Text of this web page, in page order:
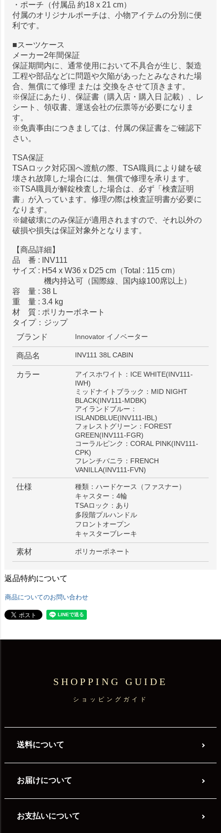
・ポーチ（付属品 約18 x 21 cm）
付属のオリジナルポーチは、小物アイテムの分別に便
利です。
■スーツケース
メーカー2年間保証
保証期間内に、通常使用において不具合が生じ、製造
工程や部品などに問題や欠陥があったとみなされた場
合、無償にて修理 または 交換をさせて頂きます。
※保証にあたり、保証書（購入店・購入日 記載）、レ
シート、領収書、運送会社の伝票等が必要になりま
す。
※免責事由につきましては、付属の保証書をご確認下
さい。
TSA保証
TSAロック対応国へ渡航の際、TSA職員により鍵を破
壊され故障した場合には、無償で修理を承ります。
※TSA職員が解錠検査した場合は、必ず「検査証明
書」が入っています。修理の際は検査証明書が必要に
なります。
※鍵破壊にのみ保証が適用されますので、それ以外の
破損や損失は保証対象外となります。
【商品詳細】
品 番 : INV111
サイズ : H54 x W36 x D25 cm（Total : 115 cm）
機内持込可（国際線、国内線100席以上）
容 量 : 38 L
重 量 : 3.4 kg
材 質 : ポリカーボネート
タイプ：ジップ
ブランド
Innovator イノベーター
商品名 INV111 38L CABIN
カラー
アイスホワイト：ICE WHITE(INV111-
IWH)
ミッドナイトブラック：MID NIGHT
BLACK(INV111-MDBK)
アイランドブルー：
ISLANDBLUE(INV111-IBL)
フォレストグリーン：FOREST
GREEN(INV111-FGR)
コーラルピンク：CORAL PINK(INV111-
CPK)
フレンチバニラ：FRENCH
VANILLA(INV111-FVN)
仕様
種類：ハードケース（ファスナー）
キャスター：4輪
TSAロック：あり
多段階プルハンドル
フロントオープン
キャスターブレーキ
素材 ポリカーボネート
返品特約について
商品についてのお問い合わせ
SHOPPING GUIDE
ショッピングガイド
送料について
お届けについて
お支払いについて